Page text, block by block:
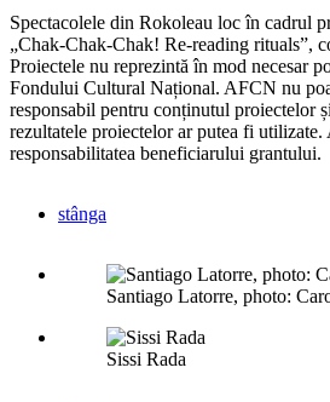
Spectacolele din Rokoleau loc în cadrul
„Chak-Chak-Chak! Re-reading rituals”,
Proiectele nu reprezintă în mod necesar
Fondului Cultural Național. AFCN nu
responsabil pentru conținutul proiectelor
rezultatele proiectelor ar putea fi utilizate.
responsabilitatea beneficiarului grantului.
stânga
Santiago Latorre, photo:
Sissi Rada